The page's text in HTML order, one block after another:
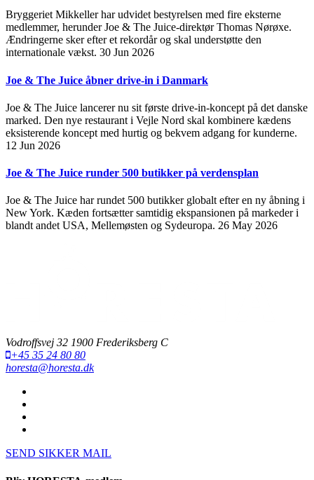
Bryggeriet Mikkeller har udvidet bestyrelsen med fire eksterne
medlemmer, herunder Joe & The Juice-direktør Thomas Nørøxe.
Ændringerne sker efter et rekordår og skal understøtte den
internationale vækst. 30 Jun 2026
Joe & The Juice åbner drive-in i Danmark
Joe & The Juice lancerer nu sit første drive-in-koncept på det danske
marked. Den nye restaurant i Vejle Nord skal kombinere kædens
eksisterende koncept med hurtig og bekvem adgang for kunderne.
12 Jun 2026
Joe & The Juice runder 500 butikker på verdensplan
Joe & The Juice har rundet 500 butikker globalt efter en ny åbning i
New York. Kæden fortsætter samtidig ekspansionen på markeder i
blandt andet USA, Mellemøsten og Sydeuropa. 26 May 2026
Vodroffsvej 32 1900 Frederiksberg C
+45 35 24 80 80
horesta@horesta.dk
SEND SIKKER MAIL